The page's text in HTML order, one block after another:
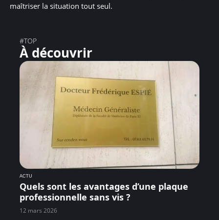
maîtriser la situation tout seul.
#TOP
À découvrir
ACTU
Quels sont les avantages d’une plaque
professionnelle sans vis ?
12 mars 2026